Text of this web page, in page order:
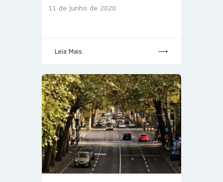
11 de junho de 2020
Leia Mais